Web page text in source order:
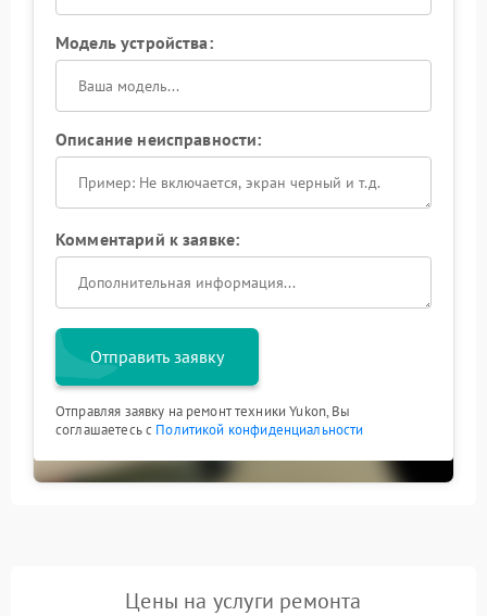
Модель устройства:
Описание неисправности:
Комментарий к заявке:
Отправить заявку
Отправляя заявку на ремонт техники Yukon, Вы
соглашаетесь с Политикой конфиденциальности
Цены на услуги ремонта